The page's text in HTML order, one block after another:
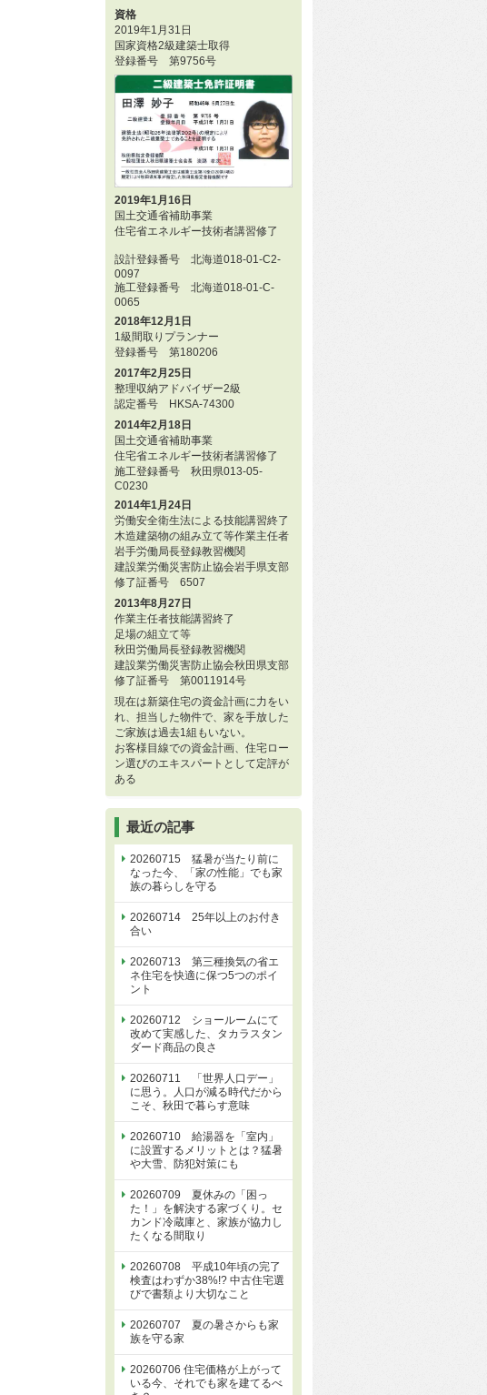
資格
2019年1月31日
国家資格2級建築士取得
登録番号 第9756号
2019年1月16日
国土交通省補助事業
住宅省エネルギー技術者講習修了
設計登録番号 北海道018-01-C2-
0097
施工登録番号 北海道018-01-C-
0065
2018年12月1日
1級間取りプランナー
登録番号 第180206
2017年2月25日
整理収納アドバイザー2級
認定番号 HKSA-74300
2014年2月18日
国土交通省補助事業
住宅省エネルギー技術者講習修了
施工登録番号 秋田県013-05-
C0230
2014年1月24日
労働安全衛生法による技能講習終了
木造建築物の組み立て等作業主任者
岩手労働局長登録教習機関
建設業労働災害防止協会岩手県支部
修了証番号 6507
2013年8月27日
作業主任者技能講習終了
足場の組立て等
秋田労働局長登録教習機関
建設業労働災害防止協会秋田県支部
修了証番号 第0011914号
現在は新築住宅の資金計画に力をい
れ、担当した物件で、家を手放した
ご家族は過去1組もいない。
お客様目線での資金計画、住宅ロー
ン選びのエキスパートとして定評が
ある
最近の記事
20260715 猛暑が当たり前に
なった今、「家の性能」でも家
族の暮らしを守る
20260714 25年以上のお付き
合い
20260713 第三種換気の省エ
ネ住宅を快適に保つ5つのポイ
ント
20260712 ショールームにて
改めて実感した、タカラスタン
ダード商品の良さ
20260711 「世界人口デー」
に思う。人口が減る時代だから
こそ、秋田で暮らす意味
20260710 給湯器を「室内」
に設置するメリットとは？猛暑
や大雪、防犯対策にも
20260709 夏休みの「困っ
た！」を解決する家づくり。セ
カンド冷蔵庫と、家族が協力し
たくなる間取り
20260708 平成10年頃の完了
検査はわずか38%!? 中古住宅選
びで書類より大切なこと
20260707 夏の暑さからも家
族を守る家
20260706 住宅価格が上がって
いる今、それでも家を建てるべ